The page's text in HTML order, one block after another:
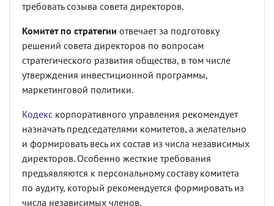
требовать созыва совета директоров.
Комитет по стратегии отвечает за подготовку
решений совета директоров по вопросам
стратегического развития общества, в том числе
утверждения инвестиционной программы,
маркетинговой политики.
Кодекс корпоративного управления рекомендует
назначать председателями комитетов, а желательно
и формировать весь их состав из числа независимых
директоров. Особенно жесткие требования
предъявляются к персональному составу комитета
по аудиту, который рекомендуется формировать из
числа независимых членов.